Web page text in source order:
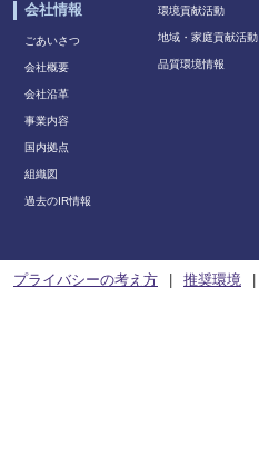
会社情報
ごあいさつ
会社概要
会社沿革
事業内容
国内拠点
組織図
過去のIR情報
環境貢献活動
地域・家庭貢献活動
品質環境情報
プライバシーの考え方 推奨環境